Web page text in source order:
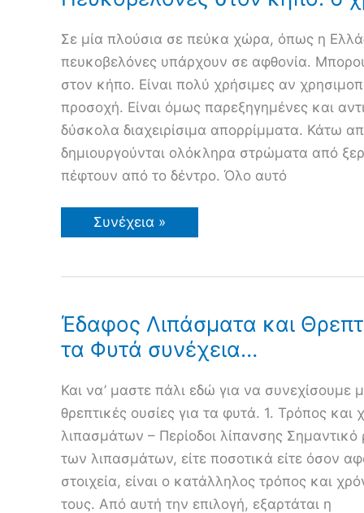
Σε μία πλούσια σε πεύκα χώρα, όπως η
πευκοβελόνες υπάρχουν σε αφθονία.
στον κήπο. Είναι πολύ χρήσιμες αν
προσοχή. Είναι όμως παρεξηγημένες και
δύσκολα διαχειρίσιμα απορρίμματα. Κάτω
δημιουργούνται ολόκληρα στρώματα από
πέφτουν από το δέντρο. Όλο αυτό
Πευκοβελόνες
στον
χρήσεις
Συνέχεια »
Έδαφος Λιπάσματα και
τα Φυτά συνέχεια…
Και να’ μαστε πάλι εδώ για να συνεχίσουμε
θρεπτικές ουσίες για τα φυτά. 1. Τρόπος και
λιπασμάτων – Περίοδοι λίπανσης
των λιπασμάτων, είτε ποσοτικά είτε όσον
στοιχεία, είναι ο κατάλληλος τρόπος και
τους. Από αυτή την επιλογή, εξαρτάται η